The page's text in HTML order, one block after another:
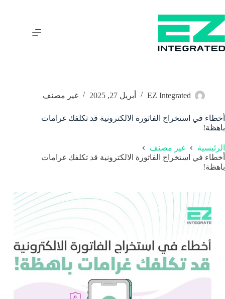
EZ Integrated أبريل 27, 2025 غير مصنف
أخطاء في استخراج الفاتورة الالكترونية قد تكلفك غرامات
باهظة!
الرئيسية
غير مصنف
أخطاء في استخراج الفاتورة الالكترونية قد تكلفك غرامات
باهظة!